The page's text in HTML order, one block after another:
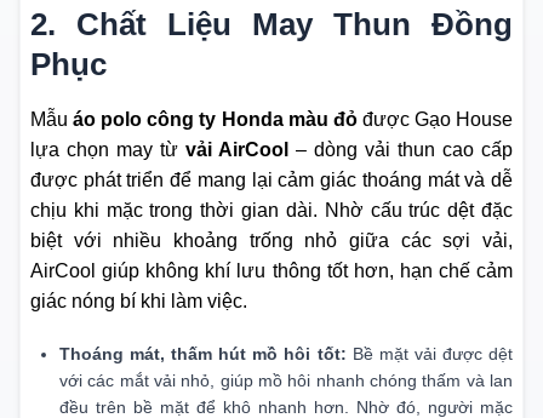
2. Chất Liệu May Thun Đồng
Phục
Mẫuáo polo công ty Honda màu đỏđược Gạo House
lựa chọn may từ vải AirCool – dòng vải thun cao cấp
được phát triển để mang lại cảm giác thoáng mát và dễ
chịu khi mặc trong thời gian dài. Nhờ cấu trúc dệt đặc
biệt với nhiều khoảng trống nhỏ giữa các sợi vải,
AirCool giúp không khí lưu thông tốt hơn, hạn chế cảm
giác nóng bí khi làm việc.
Thoáng mát, thấm hút mồ hôi tốt: Bề mặt vải được dệt
với các mắt vải nhỏ, giúp mồ hôi nhanh chóng thấm và lan
đều trên bề mặt để khô nhanh hơn. Nhờ đó, người mặc